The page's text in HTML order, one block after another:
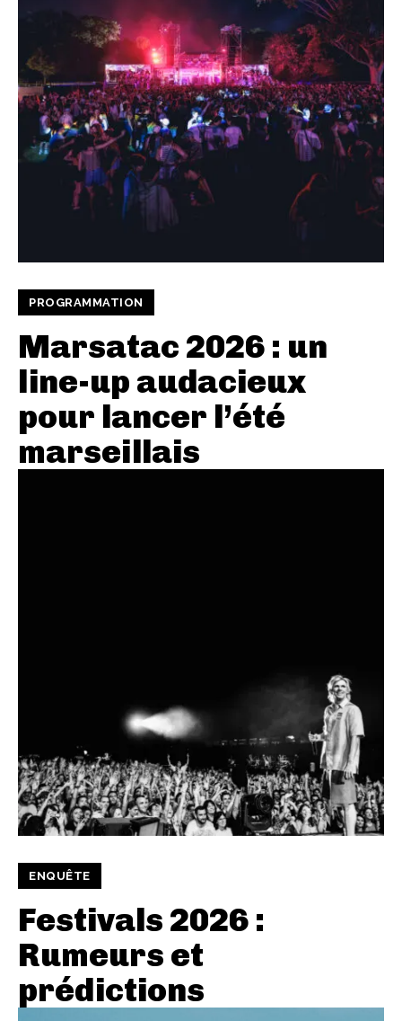
PROGRAMMATION
Marsatac 2026 : un
line-up audacieux
pour lancer l’été
marseillais
ENQUÊTE
Festivals 2026 :
Rumeurs et
prédictions